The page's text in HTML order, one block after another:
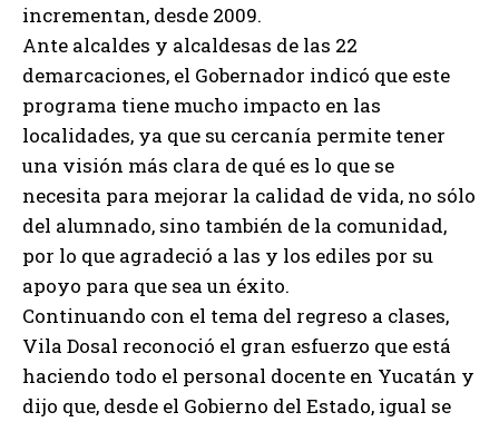
incrementan, desde 2009.
Ante alcaldes y alcaldesas de las 22
demarcaciones, el Gobernador indicó que este
programa tiene mucho impacto en las
localidades, ya que su cercanía permite tener
una visión más clara de qué es lo que se
necesita para mejorar la calidad de vida, no sólo
del alumnado, sino también de la comunidad,
por lo que agradeció a las y los ediles por su
apoyo para que sea un éxito.
Continuando con el tema del regreso a clases,
Vila Dosal reconoció el gran esfuerzo que está
haciendo todo el personal docente en Yucatán y
dijo que, desde el Gobierno del Estado, igual se